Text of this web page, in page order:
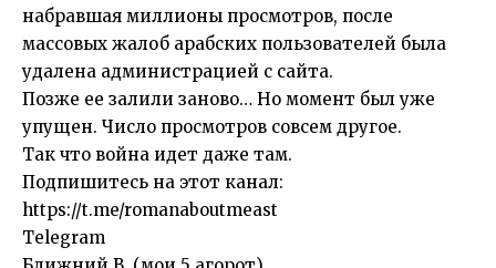
набравшая миллионы просмотров, после
массовых жалоб арабских пользователей была
удалена администрацией с сайта.
Позже ее залили заново… Но момент был уже
упущен. Число просмотров совсем другое.
Так что война идет даже там.
Подпишитесь на этот канал:
https://t.me/romanaboutmeast
Telegram